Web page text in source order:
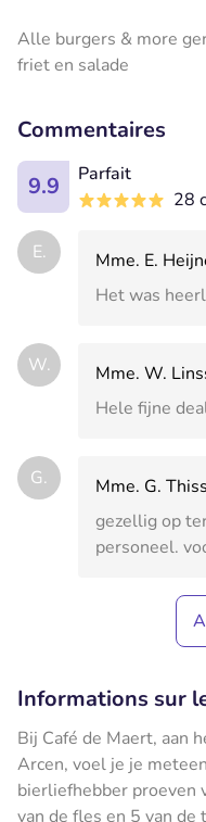
Alle burgers & more
friet en salade
Commentaires
9.9
Parfait
28
E.
Mme. E.
Het was
W.
Mme. W.
Hele fijne
G.
Mme. G.
gezellig op
personeel.
Informations sur
Bij Café de Maert, aan
Arcen, voel je je
bierliefhebber proeven
van de fles en 5 van de